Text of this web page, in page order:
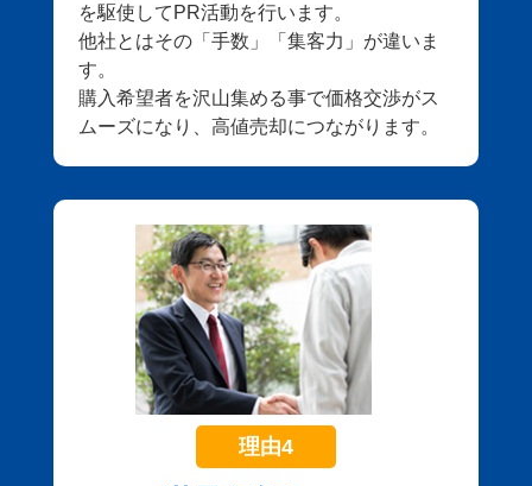
を駆使してPR活動を行います。
他社とはその「手数」「集客力」が違いま
す。
購入希望者を沢山集める事で価格交渉がス
ムーズになり、高値売却につながります。
理由4